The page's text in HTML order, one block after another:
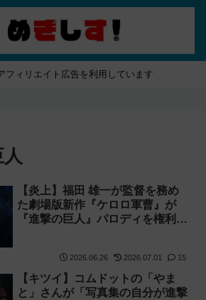
フィリエイト広告を利用しています
【炎上】福田 雄一が監督を務め
た劇場版新作『ケロロ軍曹』が
『進撃の巨人』パロディを権利者
2026.06.26 2026.07.01 15
【キツイ】コムドットの「やま
と」さんが「写真集の自分が進撃